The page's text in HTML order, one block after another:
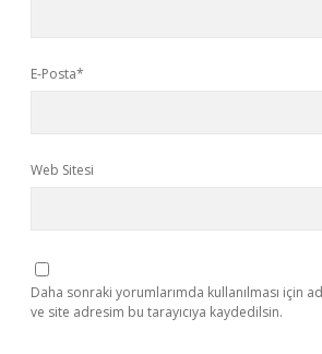
E-Posta*
Web Sitesi
Daha sonraki yorumlarımda kullanılması için
ve site adresim bu tarayıcıya kaydedilsin.